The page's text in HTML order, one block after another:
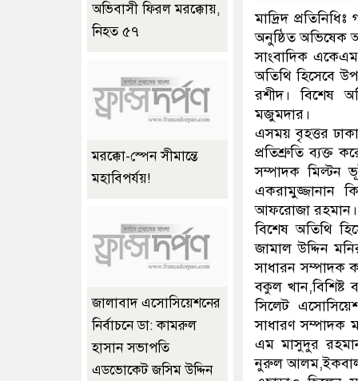
মাদ্রিদ
অনুষ্ঠিত অভিষেক
সাংবাদিক
অতিথি হিসেবে
রশীদ। বিশেষ
মজুমদার।
এসময় বৃহত্তর
প্রতিশ্রুতি ব্যক্ত
সম্পাদক মিল্টন
একরামুজ্জানান
আফরোজা রহমান।
বিশেষ অতিথি
জামাল উদ্দিন
সাধারন সম্পাদক
বকুল খান,বিশিষ্ট
সিলেট
সাধারণ সম্পাদক
এম মাসুদুর
নুরুল
অভিবাসী ফিরল মরক্কোয়,
নিহত ৫৭
মরক্কো-স্পেন সীমান্তে
মহাবিপর্যয়!
জালাবাদ এসোসিয়েশনের
নির্বাচনে ডা: কামরুল
হাসান সভাপতি
এডভোকেট জসিম উদ্দিন